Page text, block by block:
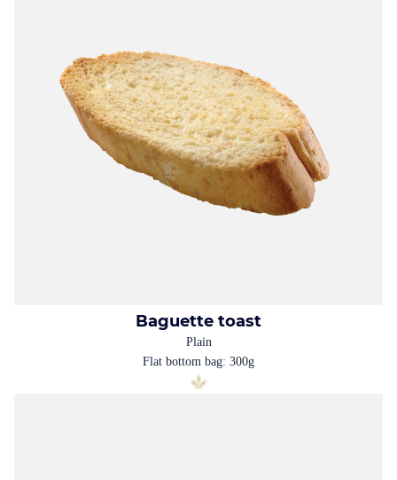
Baguette toast
Plain
Flat bottom bag: 300g